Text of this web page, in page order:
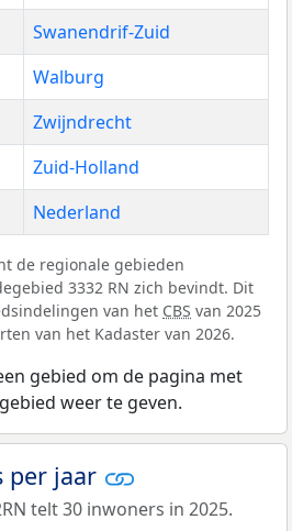
Swanendrif-Zuid
Walburg
Zwijndrecht
Zuid-Holland
Nederland
de regionale gebieden
3332 RN zich bevindt. Dit
van het CBS van 2025
van het Kadaster van 2026.
gebied om de pagina met
weer te geven.
per jaar
telt 30 inwoners in 2025.